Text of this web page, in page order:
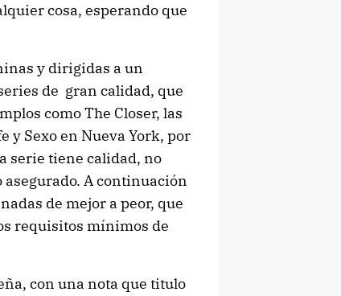
cosa, esperando que
y dirigidas a un
de gran calidad, que
como The Closer, las
y Sexo en Nueva York, por
serie tiene calidad, no
A continuación
de mejor a peor, que
requisitos mínimos de
con una nota que titulo